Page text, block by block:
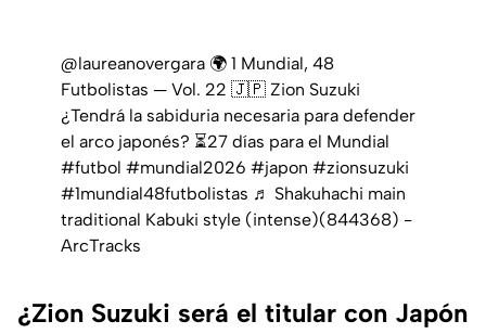
@laureanovergara 🌍 1 Mundial, 48
Futbolistas — Vol. 22 🇯🇵 Zion Suzuki
¿Tendrá la sabiduria necesaria para defender
el arco japonés? ⏳27 días para el Mundial
#futbol #mundial2026 #japon #zionsuzuki
#1mundial48futbolistas ♬ Shakuhachi main
traditional Kabuki style (intense)(844368) -
ArcTracks
¿Zion Suzuki será el titular con Japón